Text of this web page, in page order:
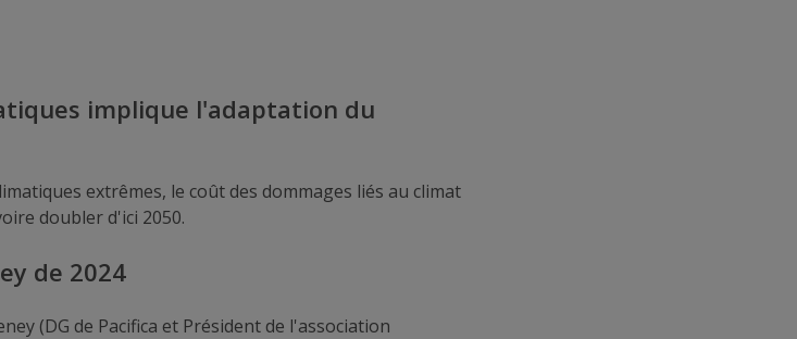
implique l'adaptation du
extrêmes, le coût des dommages liés au climat
doubler d'ici 2050.
de 2024
(DG de Pacifica et Président de l'association